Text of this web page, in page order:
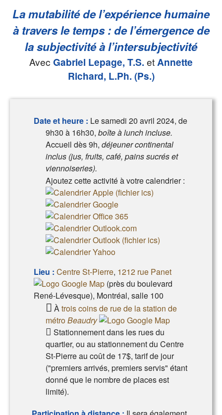
La mutabilité de l’expérience humaine
à travers le temps : de l’émergence de
la subjectivité à l’intersubjectivité
Avec Gabriel Lepage, T.S. etAnnette
Richard, L.Ph. (Ps.)
Date et heure : Le samedi 20 avril 2024, de
9h30 à 16h30, boîte à lunch incluse.
Accueil dès 9h, déjeuner continental
inclus (jus, fruits, café, pains sucrés et
viennoiseries).
Ajoutez cette activité à votre calendrier :
Lieu : Centre St-Pierre, 1212 rue Panet
(près du boulevard
René-Lévesque), Montréal, salle 100
Àtrois coins de rue de la station de
métroBeaudry
Stationnement dans les rues du
quartier, ou au stationnement du Centre
St-Pierre au coût de 17$, tarif de jour
("premiers arrivés, premiers servis" étant
donné que le nombre de places est
limité).